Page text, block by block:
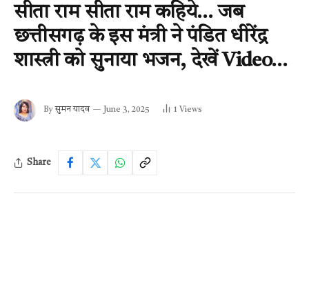
सीता राम सीता राम कहिये… जब
छत्तीसगढ़ के इस मंत्री ने पंडित धीरेंद्र
शास्त्री को सुनाया भजन, देखें Video…
By सुमन यादव June 3, 2025 1 Views
Share